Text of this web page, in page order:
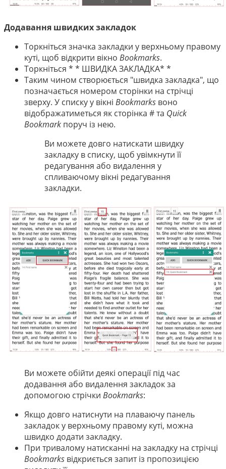
Додавання швидких закладок
Торкніться значка закладки у верхньому правому
куті, щоб відкрити вікно Bookmarks.
Торкніться * * ШВИДКА ЗАКЛАДКА* *
Таким чином створюється "швидка закладка", що
позначається номером сторінки на стрічці
зверху. У списку у вікні Bookmarks воно
відображатиметься як сторінка # та Quick
Bookmark поруч із нею.
Ви можете довго натискати швидку
закладку в списку, щоб увімкнути її
редагування або видалення у
спливаючому вікні редагування
закладки.
Ви можете обійти деякі операції під час
додавання або видалення закладок за
допомогою стрічки Bookmarks:
Якщо довго натиснути на плаваючу панель
закладок у верхньому правому куті, можна
швидко додати закладку.
При тривалому натисканні на закладку на стрічці
Bookmarks відкриється запит із пропозицією